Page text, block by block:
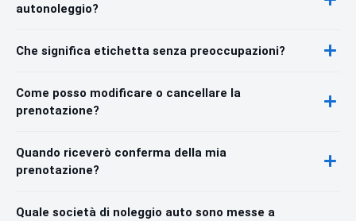
autonoleggio?
Che significa etichetta senza preoccupazioni?
Come posso modificare o cancellare la
prenotazione?
Quando riceverò conferma della mia
prenotazione?
Quale società di noleggio auto sono messe a